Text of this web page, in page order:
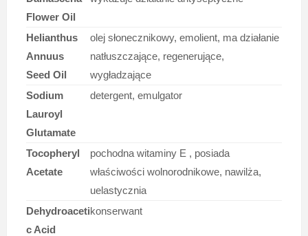
Flower Oil
Helianthus
Annuus
Seed Oil
olej słonecznikowy, emolient, ma działanie
natłuszczające, regenerujące,
wygładzające
Sodium
Lauroyl
Glutamate
detergent, emulgator
Tocopheryl
Acetate
pochodna witaminy E , posiada
właściwości wolnorodnikowe, nawilża,
uelastycznia
Dehydroaceti
c Acid
konserwant